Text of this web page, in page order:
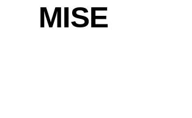
MISE